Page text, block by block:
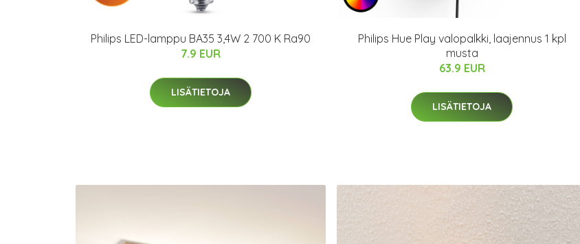
Philips LED-lamppu BA35 3,4W 2 700 K Ra90
7.9 EUR
LISÄTIETOJA
Philips Hue Play valopalkki, laajennus 1 kpl
musta
63.9 EUR
LISÄTIETOJA